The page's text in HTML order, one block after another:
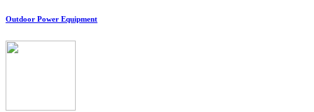
Outdoor Power Equipment